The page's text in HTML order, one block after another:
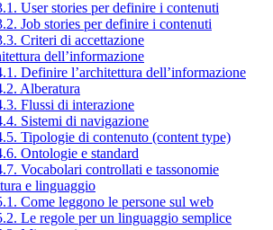
User stories per definire i contenuti
Job stories per definire i contenuti
Criteri di accettazione
dell’informazione
Definire l’architettura dell’informazione
Alberatura
Flussi di interazione
Sistemi di navigazione
Tipologie di contenuto (content type)
Ontologie e standard
Vocabolari controllati e tassonomie
e linguaggio
Come leggono le persone sul web
Le regole per un linguaggio semplice